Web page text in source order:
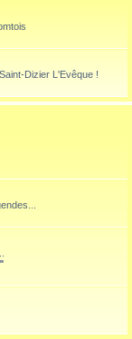
Dizier L'Evêque !